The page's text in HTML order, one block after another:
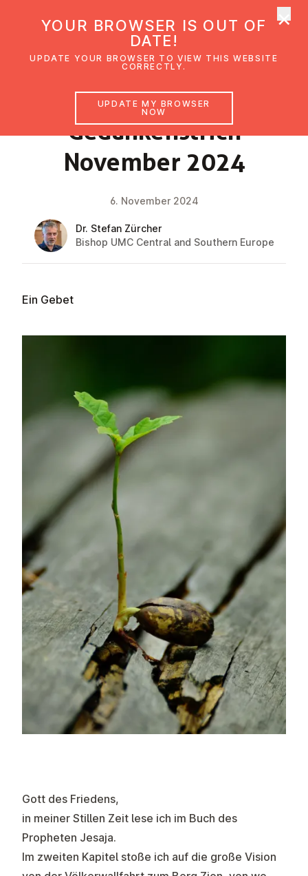
Gedanken­strich
November 2024
FAITH IMPULSE
6. November 2024
Dr. Stefan Zürcher
Bishop UMC Central and Southern Europe
Ein Gebet
Gott des Friedens,
in meiner Stillen Zeit lese ich im Buch des
Propheten Jesaja.
Im zweiten Kapitel stoße ich auf die große Vision
YOUR BROWSER IS OUT OF
DATE!
UPDATE YOUR BROWSER TO VIEW THIS WEBSITE
CORRECTLY.
UPDATE MY BROWSER
NOW
×